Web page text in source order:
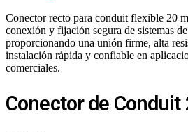
Conector recto para conduit flexible 20
conexión y fijación segura de sistemas
proporcionando una unión firme, alta
instalación rápida y confiable en
comerciales.
Conector de Conduit